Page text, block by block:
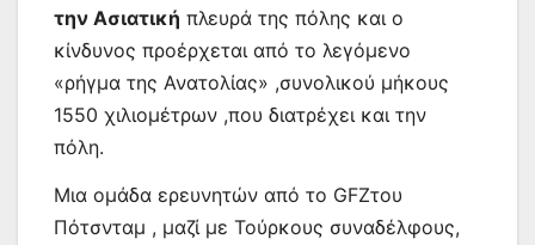
την Ασιατική πλευρά της πόλης και ο
κίνδυνος προέρχεται από το λεγόμενο
«ρήγμα της Ανατολίας» ,συνολικού μήκους
1550 χιλιομέτρων ,που διατρέχει και την
πόλη.
Μια ομάδα ερευνητών από το GFZτου
Πότσνταμ , μαζί με Τούρκους συναδέλφους,